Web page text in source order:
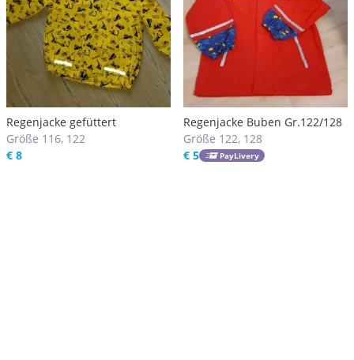
Regenjacke gefüttert
Größe 116, 122
€ 8
Regenjacke Buben Gr.122/128
Größe 122, 128
€ 5
PayLivery